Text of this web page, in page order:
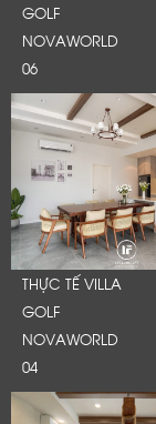
GOLF
NOVAWORLD
06
THỰC TẾ VILLA
GOLF
NOVAWORLD
04